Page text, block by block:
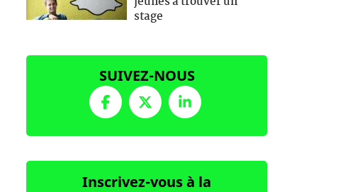
stage
SUIVEZ-NOUS
Inscrivez-vous à la